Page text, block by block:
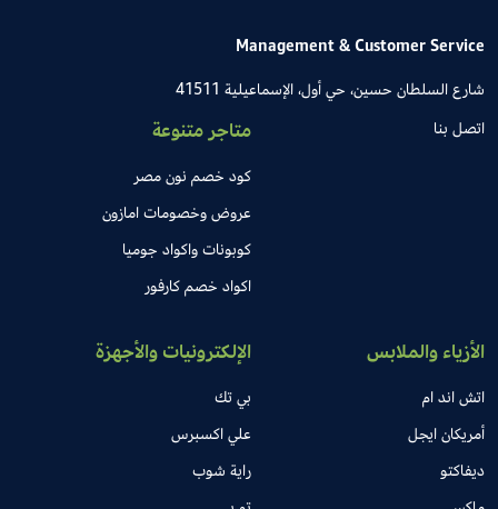
Management & Customer Service
شارع السلطان حسين، حي أول، الإسماعيلية 41511
اتصل بنا
متاجر متنوعة
كود خصم نون مصر
عروض وخصومات امازون
كوبونات واكواد جوميا
اكواد خصم كارفور
الأزياء والملابس
اتش اند ام
أمريكان ايجل
ديفاكتو
الإلكترونيات والأجهزة
بي تك
علي اكسبرس
راية شوب